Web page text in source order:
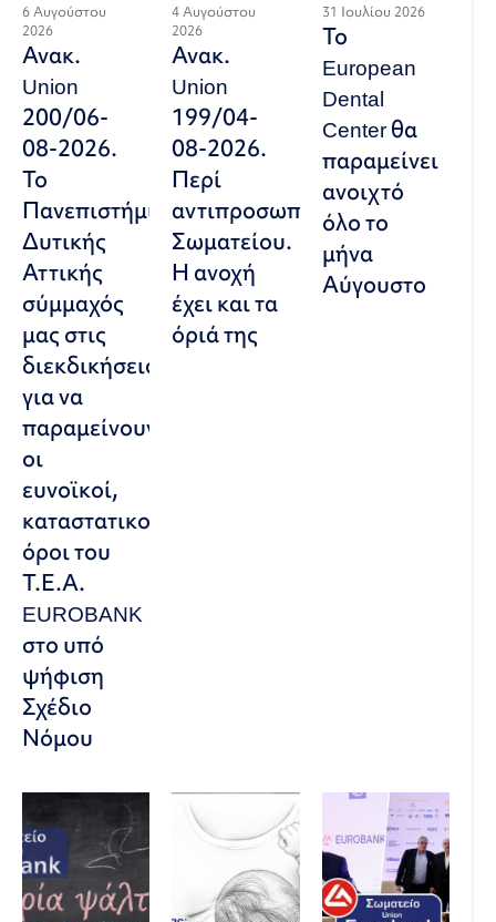
6 Αυγούστου
2026
Ανακ.
Union
200/06-
08-2026.
Το
Πανεπιστήμιο
Δυτικής
Αττικής
σύμμαχός
μας στις
διεκδικήσεις,
για να
παραμείνουν
οι
ευνοϊκοί,
καταστατικοί
όροι του
Τ.Ε.Α.
EUROBANK
στο υπό
ψήφιση
Σχέδιο
Νόμου
4 Αυγούστου
2026
Ανακ.
Union
199/04-
08-2026.
Περί
αντιπροσωπευτικού
Σωματείου.
Η ανοχή
έχει και τα
όριά της
31 Ιουλίου 2026
Το
European
Dental
Center θα
παραμείνει
ανοιχτό
όλο το
μήνα
Αύγουστο